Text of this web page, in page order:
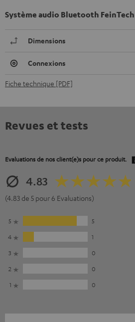
Système audio Bluetooth FeinTech
Dimensions
Connexions
Fiche technique [PDF]
Revues et tests
Evaluations de nos client(e)s pour ce produit.
4.83
(4.83 de 5 pour 6 Evaluations)
5
5
4
1
3
0
2
0
1
0